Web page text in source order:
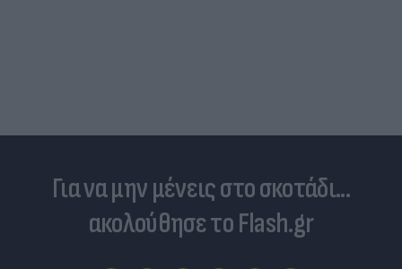
Για να μην μένεις στο σκοτάδι...
ακολούθησε το Flash.gr